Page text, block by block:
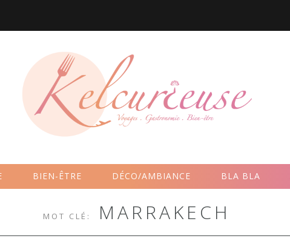
BIEN-ÊTRE DÉCO/AMBIANCE BLA BLA
MOT CLÉ: MARRAKECH